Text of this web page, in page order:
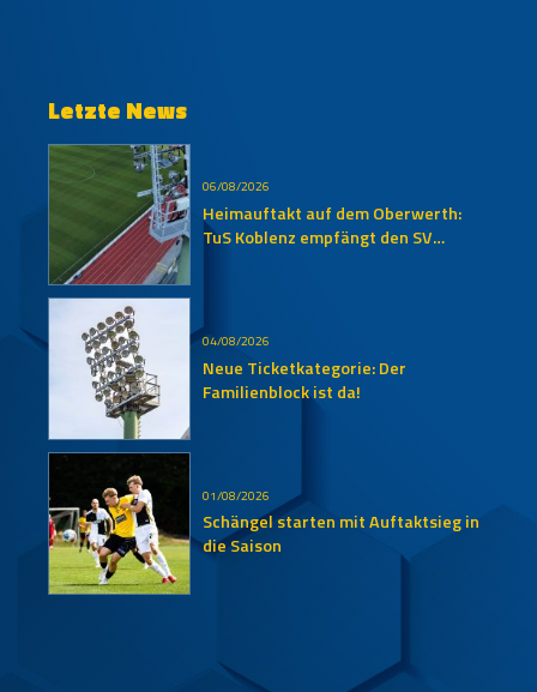
Letzte News
06/08/2026
Heimauftakt auf dem Oberwerth:
TuS Koblenz empfängt den SV
04/08/2026
Neue Ticketkategorie: Der
Familienblock ist da!
01/08/2026
Schängel starten mit Auftaktsieg in
die Saison